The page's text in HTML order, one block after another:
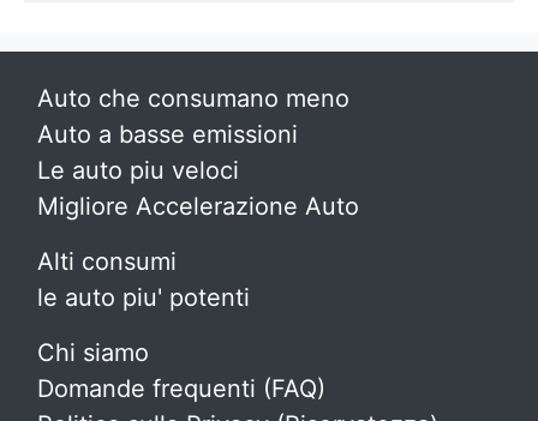
Auto che consumano meno
Auto a basse emissioni
Le auto piu veloci
Migliore Accelerazione Auto
Alti consumi
le auto piu' potenti
Chi siamo
Domande frequenti (FAQ)